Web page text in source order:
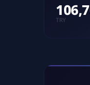
TRY